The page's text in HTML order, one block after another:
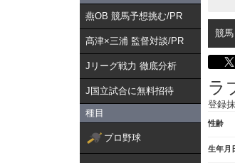
燕OB 競馬予想挑む/PR
髙津×三浦 監督対談/PR
Jリーグ戦力 徹底分析
J国立試合に無料招待
種目
プロ野球
競
ラ
登録
性齢
生年月